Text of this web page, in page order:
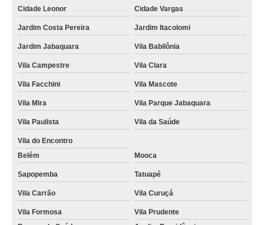
onde faz curso de reciclagem cfc Jardim Patente
curso cfc renovação cnh Higienópolis
cursos de cfc Vila Nova Conceição
curso teórico cfc Jardim Aurélia
curso teórico cfc orçar Bosque da Saúde
curso cfc para habilitação orçar Vila Vermelha
onde faz curso do cfc Ipiranga
valor de curso de reciclagem cfc Cidade Leonor
cursos cfc primeira habilitação Vila Afonso Celso
Cidade Leonor Cidade Vargas
Jardim Costa Pereira Jardim Itacolomi
Jardim Jabaquara Vila Babilônia
Vila Campestre Vila Clara
Vila Facchini Vila Mascote
Vila Mira Vila Parque Jabaquara
Vila Paulista Vila da Saúde
Vila do Encontro
Belém
Mooca
Sapopemba Tatuapé
Vila Carrão Vila Curuçá
Vila Formosa
Vila Prudente